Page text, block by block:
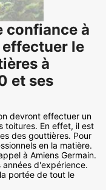
confiance à
le
à
et ses
devront effectuer un
toitures. En effet, il est
des gouttières. Pour
en la matière.
à Amiens Germain.
d'expérience.
portée de tout le